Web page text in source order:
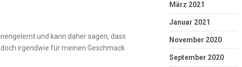
und kann daher sagen, dass
irgendwie für meinen Geschmack
März 2021
Januar 2021
November 2020
September 2020